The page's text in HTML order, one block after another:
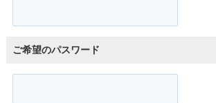
ご希望のパスワード